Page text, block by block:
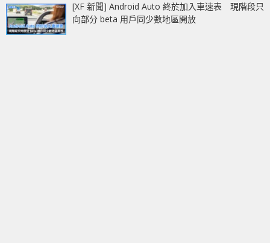
[XF 新聞] Android Auto 終於加入車速表 現階段只
向部分 beta 用戶同少數地區開放